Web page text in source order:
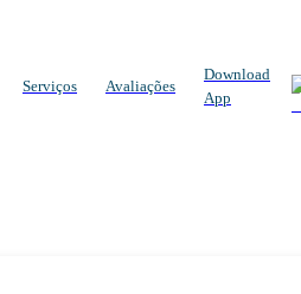
Serviços Avaliações
Download
App